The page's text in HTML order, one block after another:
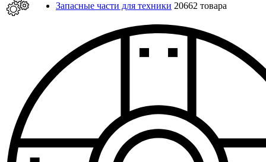
Запасные части для техники 20662 товара